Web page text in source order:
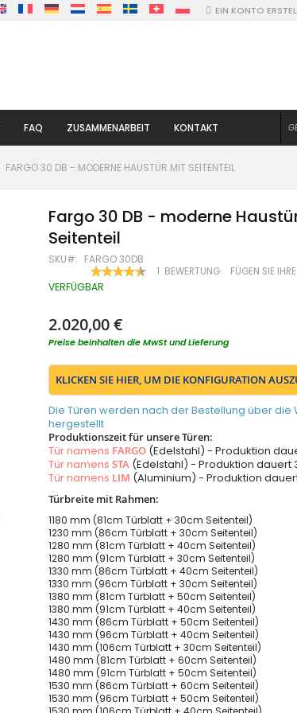
EIN KONTO
FAQ ZUSAMMENARBEIT KONTAKT
FARGO 30 DB - MODERNE HAUSTÜR MIT SEITENTEIL
Fargo 30 DB - moderne
Seitenteil
SKU FARGO 30DB
BEWERTUNG:
90
% OF
1 BEWERTUNG FÜGEN SIE
VERFÜGBAR
2.020,00 €
Preise beinhalten die MwSt und Lieferung
KLICKEN SIE HIER, UM DIE KONFIGURATION
Die Türen werden nach der Bestellung über die
hergestellt
Produktionszeit für unsere Türen:
Tür namens FARGO (Edelstahl) - Produktion
Tür namensSTA (Edelstahl) - Produktion dauert
Tür namens LIM (Aluminium) - Produktion
Türbreite mit Rahmen:
1180 mm (81cm Türblatt + 30cm Seitenteil)
1230 mm (86cm Türblatt + 30cm Seitenteil)
1280 mm (81cm Türblatt + 40cm Seitenteil)
1280 mm (91cm Türblatt + 30cm Seitenteil)
1330 mm (86cm Türblatt + 40cm Seitenteil)
1330 mm (96cm Türblatt + 30cm Seitenteil)
1380 mm (81cm Türblatt + 50cm Seitenteil)
1380 mm (91cm Türblatt + 40cm Seitenteil)
1430 mm (86cm Türblatt + 50cm Seitenteil)
1430 mm (96cm Türblatt + 40cm Seitenteil)
1430 mm (106cm Türblatt + 30cm Seitenteil)
1480 mm (81cm Türblatt + 60cm Seitenteil)
1480 mm (91cm Türblatt + 50cm Seitenteil)
1530 mm (86cm Türblatt + 60cm Seitenteil)
1530 mm (96cm Türblatt + 50cm Seitenteil)